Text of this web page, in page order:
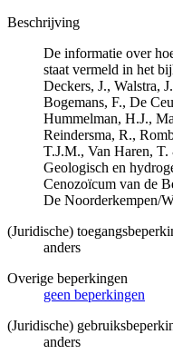
Beschrijving
De informatie over
staat vermeld in het
Deckers, J., Walstra,
Bogemans, F., De
Hummelman, H.J.,
Reindersma, R.,
T.J.M., Van Haren,
Geologisch en
Cenozoïcum van de
De Noorderkempen/
(Juridische)
anders
Overige beperkingen
geen beperkingen
(Juridische)
anders